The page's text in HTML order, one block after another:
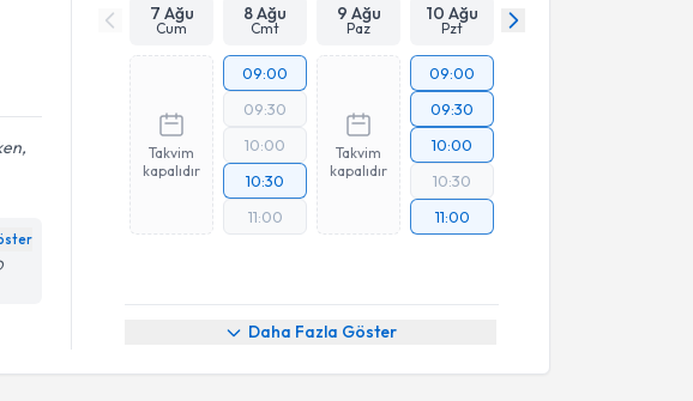
7 Ağu
Cum
8 Ağu
Cmt
9 Ağu
Paz
10 Ağu
Pzt
Takvim
kapalıdır
09:00
09:30
10:00
10:30
11:00
Takvim
kapalıdır
09:00
09:30
10:00
10:30
11:00
Daha Fazla Göster